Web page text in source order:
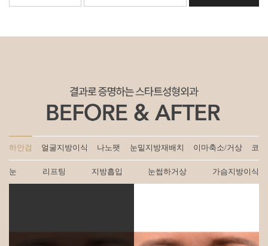
하안검 얼굴지방이식 나노팻 눈밑지방재배치 이마축소/거상 코
눈 리프팅 지방흡입 눈썹하거상 가슴지방이식